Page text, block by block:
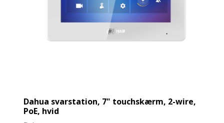
Dahua svarstation, 7" touchskærm, 2-wire,
PoE, hvid